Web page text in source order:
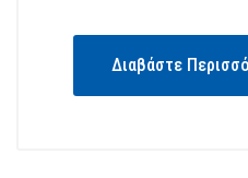
Διαβάστε